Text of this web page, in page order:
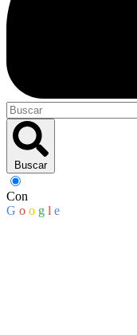
Buscar
Con
G o o g l e